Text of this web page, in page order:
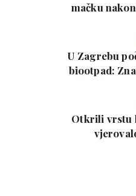
mačku
U Zagrebu
biootpad:
Otkrili vrstu